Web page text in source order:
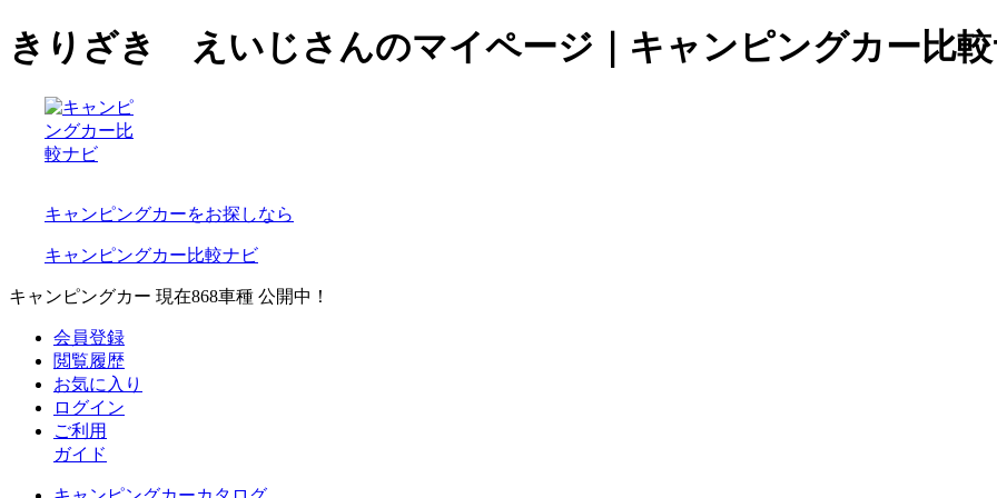
きりざき えいじさんのマイページ｜キャンピングカー比
キャンピングカーをお探しなら
キャンピングカー比較ナビ
キャンピングカー 現在868車種 公開中！
会員登録
閲覧履歴
お気に入り
ログイン
ご利用
ガイド